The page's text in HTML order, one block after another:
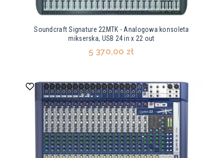
Soundcraft Signature 22MTK - Analogowa konsoleta
mikserska, USB 24 in x 22 out
5 370,00 zł